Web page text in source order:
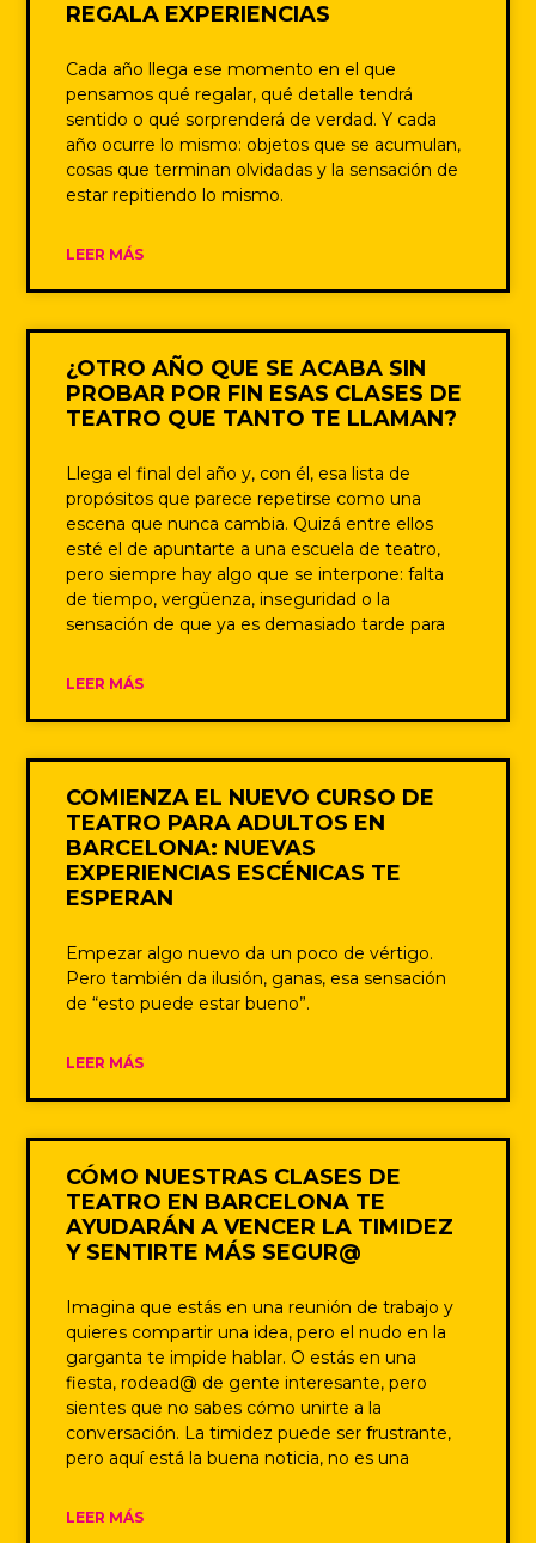
REGALA EXPERIENCIAS
Cada año llega ese momento en el que
pensamos qué regalar, qué detalle tendrá
sentido o qué sorprenderá de verdad. Y cada
año ocurre lo mismo: objetos que se acumulan,
cosas que terminan olvidadas y la sensación de
estar repitiendo lo mismo.
LEER MÁS
¿OTRO AÑO QUE SE ACABA SIN
PROBAR POR FIN ESAS CLASES DE
TEATRO QUE TANTO TE LLAMAN?
Llega el final del año y, con él, esa lista de
propósitos que parece repetirse como una
escena que nunca cambia. Quizá entre ellos
esté el de apuntarte a una escuela de teatro,
pero siempre hay algo que se interpone: falta
de tiempo, vergüenza, inseguridad o la
sensación de que ya es demasiado tarde para
LEER MÁS
COMIENZA EL NUEVO CURSO DE
TEATRO PARA ADULTOS EN
BARCELONA: NUEVAS
EXPERIENCIAS ESCÉNICAS TE
ESPERAN
Empezar algo nuevo da un poco de vértigo.
Pero también da ilusión, ganas, esa sensación
de “esto puede estar bueno”.
LEER MÁS
CÓMO NUESTRAS CLASES DE
TEATRO EN BARCELONA TE
AYUDARÁN A VENCER LA TIMIDEZ
Y SENTIRTE MÁS SEGUR@
Imagina que estás en una reunión de trabajo y
quieres compartir una idea, pero el nudo en la
garganta te impide hablar. O estás en una
fiesta, rodead@ de gente interesante, pero
sientes que no sabes cómo unirte a la
conversación. La timidez puede ser frustrante,
pero aquí está la buena noticia, no es una
LEER MÁS